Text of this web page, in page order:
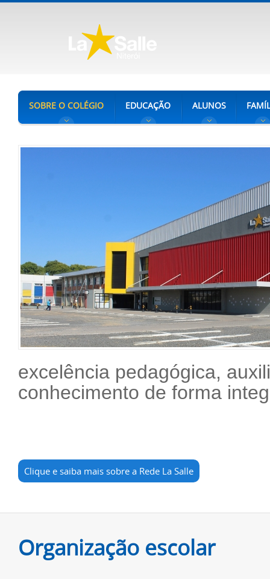
SOBRE O COLÉGIO EDUCAÇÃO ALUNOS
excelência pedagógica,
conhecimento de forma
Clique e saiba mais sobre a Rede La Salle
Organização escolar